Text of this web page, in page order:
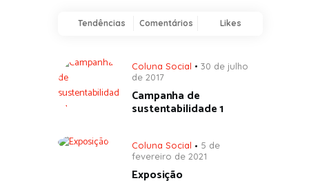
Tendências Comentários Likes
Coluna Social
30 de julho
de 2017
Campanha de
sustentabilidade 1
Coluna Social
5 de
fevereiro de 2021
Exposição